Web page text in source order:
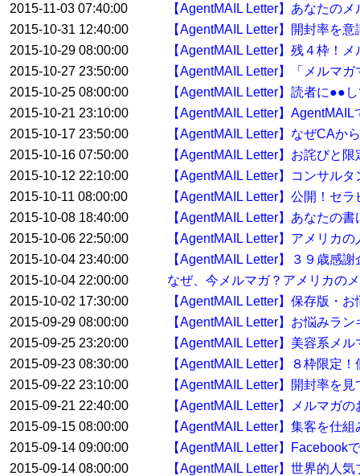
2015-11-03 07:40:00
【AgentMAIL Letter】あなたの
2015-10-31 12:40:00
【AgentMAIL Letter】開封率を
2015-10-29 08:00:00
【AgentMAIL Letter】残４枠！
2015-10-27 23:50:00
【AgentMAIL Letter】「メルマ
2015-10-25 08:00:00
【AgentMAIL Letter】読者に●●
2015-10-21 23:10:00
【AgentMAIL Letter】
2015-10-17 23:50:00
【AgentMAIL Letter】なぜCAか
2015-10-16 07:50:00
【AgentMAIL Letter】お詫びと
2015-10-12 22:10:00
【AgentMAIL Letter】コンサル
2015-10-11 08:00:00
【AgentMAIL Letter】公開！セ
2015-10-08 18:40:00
【AgentMAIL Letter】あなたの
2015-10-06 22:50:00
【AgentMAIL Letter】アメリカ
2015-10-04 23:40:00
【AgentMAIL Letter】３９歳感
2015-10-04 22:00:00
なぜ、今メルマガ？アメリカの
2015-10-02 17:30:00
【AgentMAIL Letter】保存版・
2015-09-29 08:00:00
【AgentMAIL Letter】お悩みラ
2015-09-25 23:20:00
【AgentMAIL Letter】美容系メ
2015-09-23 08:30:00
【AgentMAIL Letter】８枠限定
2015-09-22 23:10:00
【AgentMAIL Letter】開封率を
2015-09-21 22:40:00
【AgentMAIL Letter】メルマガ
2015-09-15 08:00:00
【AgentMAIL Letter】集客を仕
2015-09-14 09:00:00
【AgentMAIL Letter】Facebook
2015-09-14 08:00:00
【AgentMAIL Letter】世界的人